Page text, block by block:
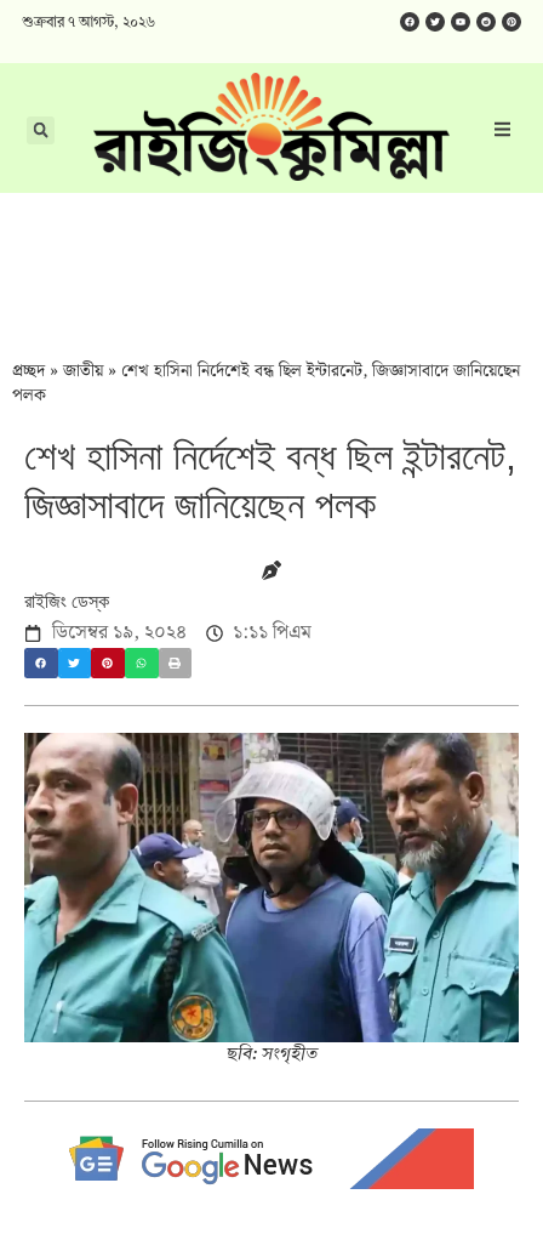
শুক্রবার ৭ আগস্ট, ২০২৬
প্রচ্ছদ»জাতীয়» শেখ হাসিনা নির্দেশেই বন্ধ ছিল ইন্টারনেট, জিজ্ঞাসাবাদে জানিয়েছেন
পলক
শেখ হাসিনা নির্দেশেই বন্ধ ছিল ইন্টারনেট,
জিজ্ঞাসাবাদে জানিয়েছেন পলক
রাইজিং ডেস্ক
ডিসেম্বর ১৯, ২০২৪ ১:১১ পিএম
ছবি: সংগৃহীত